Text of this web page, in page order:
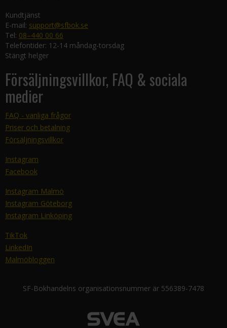
Kundtjänst
E-mail: support@sfbok.se
Tel: 08–440 00 66
Telefontider: 12-14 måndag-torsdag
Stängt helger
Försäljningsvillkor, FAQ & sociala
medier
FAQ - vanliga frågor
Priser och betalning
Försäljningsvillkor
Instagram
Facebook
Instagram Malmö
Instagram Göteborg
Instagram Linköping
TikTok
LinkedIn
Malmöbloggen
SF-Bokhandelns organisationsnummer är 556389-7478